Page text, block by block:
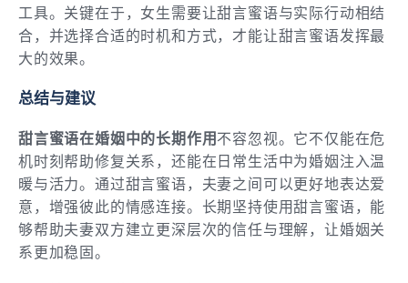
工具。关键在于，女生需要让甜言蜜语与实际行动相结
合，并选择合适的时机和方式，才能让甜言蜜语发挥最
大的效果。
总结与建议
甜言蜜语在婚姻中的长期作用 不容忽视。它不仅能在危
机时刻帮助修复关系，还能在日常生活中为婚姻注入温
暖与活力。通过甜言蜜语，夫妻之间可以更好地表达爱
意，增强彼此的情感连接。长期坚持使用甜言蜜语，能
够帮助夫妻双方建立更深层次的信任与理解，让婚姻关
系更加稳固。